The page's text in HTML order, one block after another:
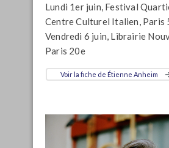
Lundi 1er juin, Festival
Centre Culturel Italien, Paris
Vendredi 6 juin, Librairie
Paris 20e
Voir la fiche de Étienne Anheim